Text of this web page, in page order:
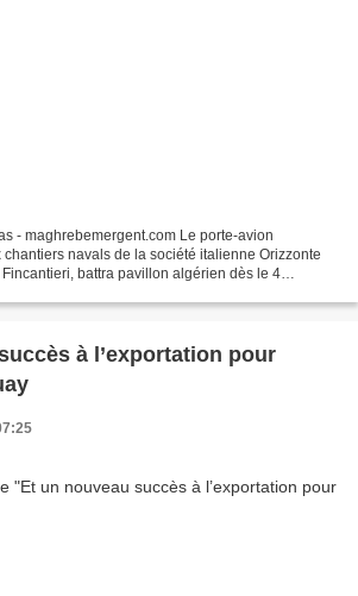
- maghrebemergent.com Le porte-avion
navals de la société italienne Orizzonte
battra pavillon algérien dès le 4
à l’exportation pour